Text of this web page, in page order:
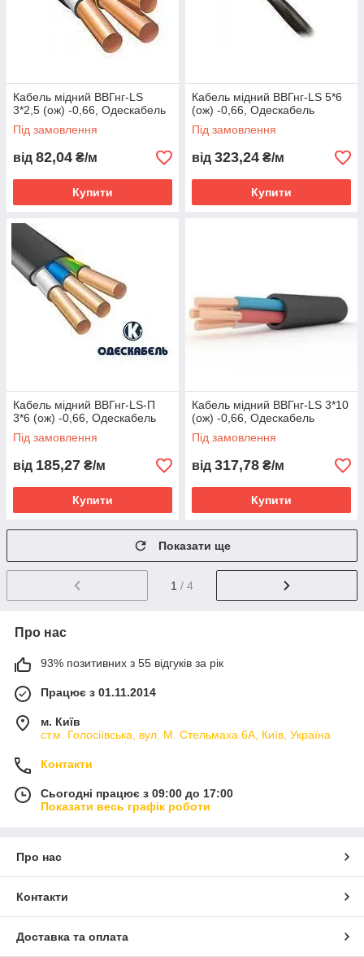
Кабель мідний ВВГнг-LS
3*2,5 (ож) -0,66, Одескабель
Під замовлення
від 82,04 ₴/м
Купити
Кабель мідний ВВГнг-LS 5*6
(ож) -0,66, Одескабель
Під замовлення
від 323,24 ₴/м
Купити
Кабель мідний ВВГнг-LS-П
3*6 (ож) -0,66, Одескабель
Під замовлення
від 185,27 ₴/м
Купити
Кабель мідний ВВГнг-LS 3*10
(ож) -0,66, Одескабель
Під замовлення
від 317,78 ₴/м
Купити
Показати ще
1 / 4
Про нас
93% позитивних з 55 відгуків за рік
Працює з 01.11.2014
м. Київ
ст.м. Голосіївська, вул. М. Стельмаха 6А, Київ, Україна
Контакти
Сьогодні працює з 09:00 до 17:00
Показати весь графік роботи
Про нас
Контакти
Доставка та оплата